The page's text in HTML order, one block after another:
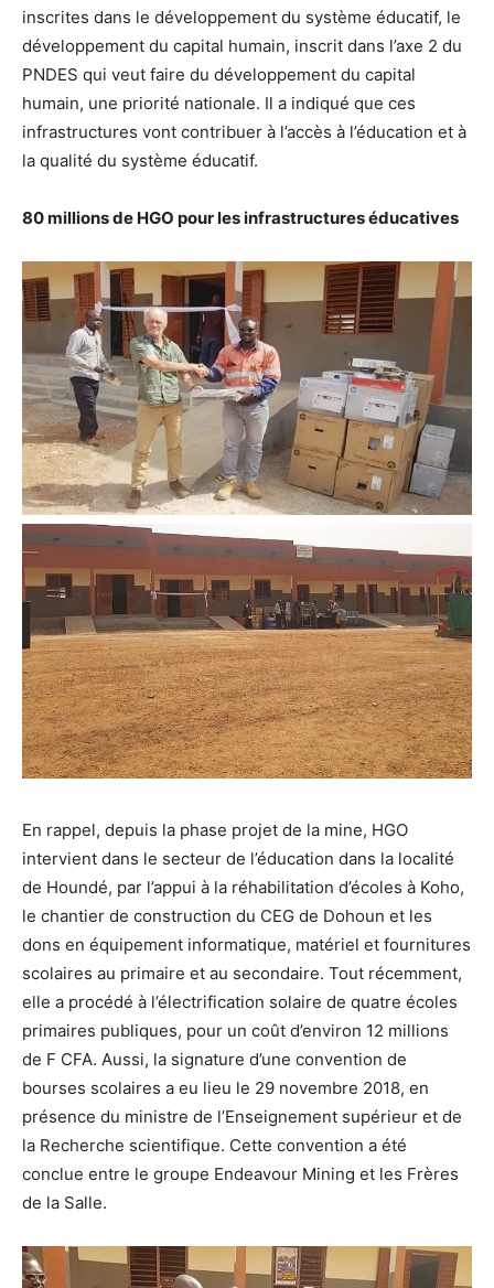
inscrites dans le développement du système éducatif, le
développement du capital humain, inscrit dans l’axe 2 du
PNDES qui veut faire du développement du capital
humain, une priorité nationale. Il a indiqué que ces
infrastructures vont contribuer à l’accès à l’éducation et à
la qualité du système éducatif.
80 millions de HGO pour les infrastructures éducatives
En rappel, depuis la phase projet de la mine, HGO
intervient dans le secteur de l’éducation dans la localité
de Houndé, par l’appui à la réhabilitation d’écoles à Koho,
le chantier de construction du CEG de Dohoun et les
dons en équipement informatique, matériel et fournitures
scolaires au primaire et au secondaire. Tout récemment,
elle a procédé à l’électrification solaire de quatre écoles
primaires publiques, pour un coût d’environ 12 millions
de F CFA. Aussi, la signature d’une convention de
bourses scolaires a eu lieu le 29 novembre 2018, en
présence du ministre de l’Enseignement supérieur et de
la Recherche scientifique. Cette convention a été
conclue entre le groupe Endeavour Mining et les Frères
de la Salle.